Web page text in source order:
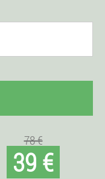
78 €
39 €